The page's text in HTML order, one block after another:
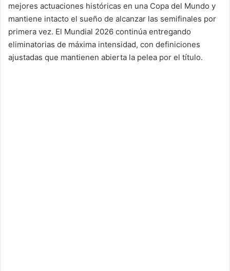
mejores actuaciones históricas en una Copa del Mundo y
mantiene intacto el sueño de alcanzar las semifinales por
primera vez. El Mundial 2026 continúa entregando
eliminatorias de máxima intensidad, con definiciones
ajustadas que mantienen abierta la pelea por el título.